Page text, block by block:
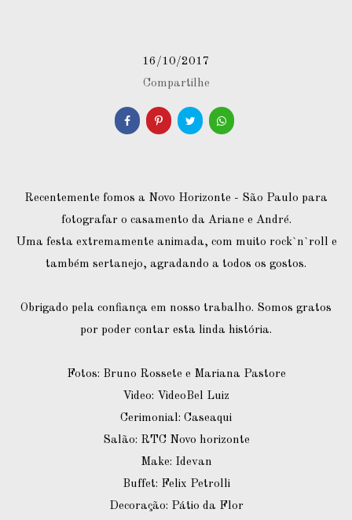
16/10/2017
Compartilhe
Recentemente fomos a Novo Horizonte - São Paulo para
fotografar o casamento da Ariane e André.
Uma festa extremamente animada, com muito rock`n`roll e
também sertanejo, agradando a todos os gostos.
Obrigado pela confiança em nosso trabalho. Somos gratos
por poder contar esta linda história.
Fotos: Bruno Rossete e Mariana Pastore
Video: VideoBel Luiz
Cerimonial: Caseaqui
Salão: RTC Novo horizonte
Make: Idevan
Buffet: Felix Petrolli
Decoração: Pátio da Flor